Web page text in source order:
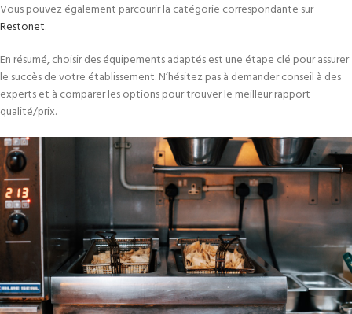
Vous pouvez également parcourir la catégorie correspondante sur
Restonet.
En résumé, choisir des équipements adaptés est une étape clé pour assurer
le succès de votre établissement. N’hésitez pas à demander conseil à des
experts et à comparer les options pour trouver le meilleur rapport
qualité/prix.